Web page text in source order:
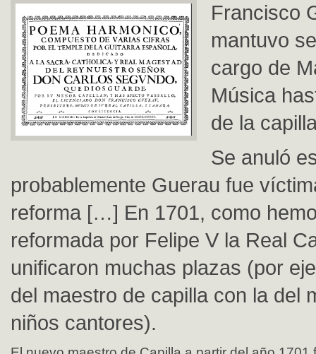
Francisco
mantuvo
cargo de
Música
de la
Se anuló
probablemente Guerau fue
reforma […] En 1701, como
reformada por Felipe V la Real
unificaron muchas plazas (por
del maestro de capilla con la del
niños cantores).